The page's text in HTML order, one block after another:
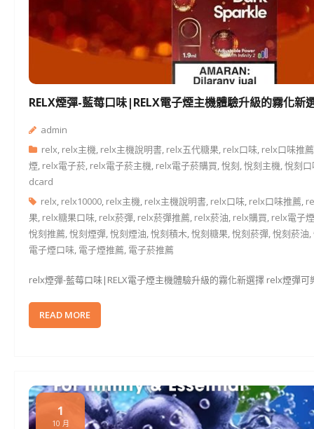
RELX煙彈-藍莓口味|RELX電子煙主機體驗升級的霧化新
admin
relx, relx主機, relx主機說明書, relx五代糖果, relx口味, relx口味推薦
煙, relx電子菸, relx電子菸主機, relx電子菸購買,悅刻,悅刻主機,悅刻口
dcard
relx, relx10000, relx主機, relx主機說明書, relx口味, relx口味推薦,
果, relx糖果口味, relx菸彈, relx菸彈推薦, relx菸油, relx購買, relx電子煙
悅刻推薦,悅刻煙彈,悅刻煙油,悅刻積木,悅刻糖果,悅刻菸彈,悅刻菸油,
電子煙口味, 電子煙推薦, 電子菸推薦
relx煙彈-藍莓口味|RELX電子煙主機體驗升級的霧化新選擇 relx煙彈
READ MORE
1
10 月